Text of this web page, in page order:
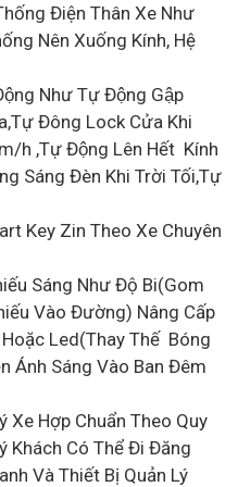
Điện Thân Xe Như
Nên Xuống Kính, Hệ
Như Tự Động Gập
Đông Lock Cửa Khi
h ,Tự Động Lên Hết Kính
Sáng Đèn Khi Trời Tối,Tự
Key Zin Theo Xe Chuyên
Sáng Như Độ Bi(Gom
Vào Đường) Nâng Cấp
Led(Thay Thế Bóng
Ánh Sáng Vào Ban Đêm
Xe Hợp Chuẩn Theo Quy
Khách Có Thể Đi Đăng
Và Thiết Bị Quản Lý